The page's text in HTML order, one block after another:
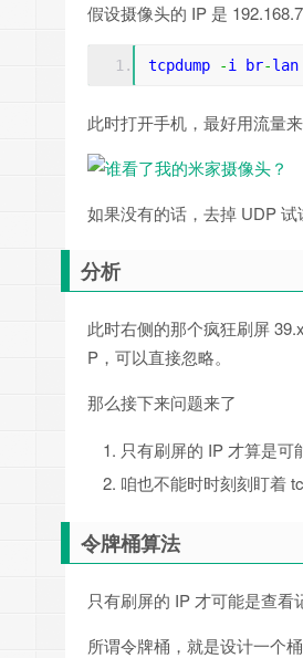
假设摄像头的 IP 是
tcpdump -i br-lan
此时打开手机，最好用流量
如果没有的话，去掉 UDP 试
分析
此时右侧的那个疯狂刷屏
P，可以直接忽略。
那么接下来问题来了
只有刷屏的 IP 才算是可
咱也不能时时刻刻盯着
令牌桶算法
只有刷屏的 IP 才可能是查看
所谓令牌桶，就是设计一个